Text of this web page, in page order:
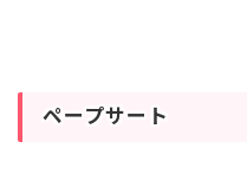
ペープサート